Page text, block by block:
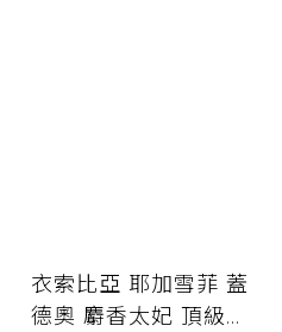
衣索比亞 耶加雪菲 蓋
德奧 麝香太妃 頂級耶